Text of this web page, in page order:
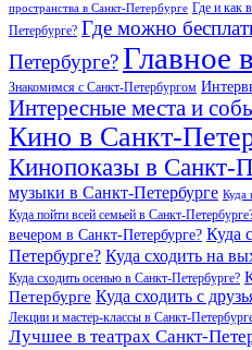
пространства в Санкт-Петербурге Где и как
Петербурге? Где можно
Петербурге?Главное
Знакомимся с Санкт-Петербургом
Интересные места и
Кино в Санкт-
Кинопоказы в Санкт-
музыки в Санкт-Петербурге Куда
Куда пойти всей семьей в Санкт-
вечером в Санкт-Петербурге? Куда
Петербурге? Куда сходить на
Куда сходить осенью в Санкт-Петербурге?
Петербурге Куда сходить с
Лекции и мастер-классы в Санкт-
Лучшее в театрах Санкт-